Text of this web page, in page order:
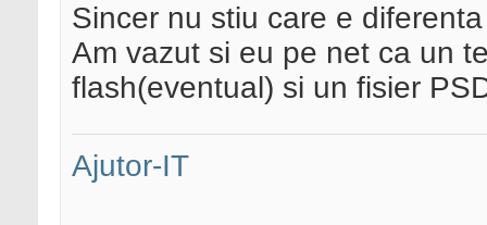
Sincer nu stiu care e
Am vazut si eu pe net ca un
flash(eventual) si un fisier
Ajutor-IT